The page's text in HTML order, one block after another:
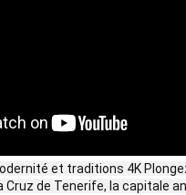
et traditions 4K
de Tenerife, la capitale